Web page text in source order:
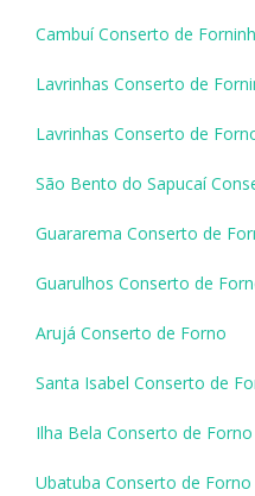
Cambuí Conserto de
Lavrinhas Conserto de
Lavrinhas Conserto de
São Bento do Sapucaí
Guararema Conserto de
Guarulhos Conserto de
Arujá Conserto de Forno
Santa Isabel Conserto de
Ilha Bela Conserto de Forno
Ubatuba Conserto de Forno